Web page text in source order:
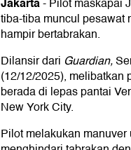
-Pilot maskapai
tiba-tiba muncul pesawat
hampir bertabrakan.
Dilansir dari Guardian,
(12/12/2025), melibatkan
berada di lepas pantai
New York City.
Pilot melakukan